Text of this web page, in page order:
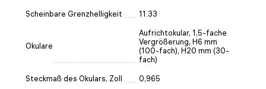
Scheinbare Grenzhelligkeit 11.33
Okulare
Aufrichtokular, 1,5-fache
Vergrößerung, H6 mm
(100-fach), H20 mm (30-
fach)
Steckmaß des Okulars, Zoll 0,965